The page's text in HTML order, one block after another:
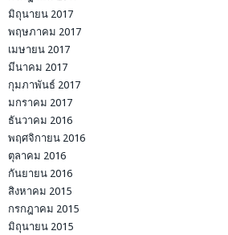
มิถุนายน 2017
พฤษภาคม 2017
เมษายน 2017
มีนาคม 2017
กุมภาพันธ์ 2017
มกราคม 2017
ธันวาคม 2016
พฤศจิกายน 2016
ตุลาคม 2016
กันยายน 2016
สิงหาคม 2015
กรกฎาคม 2015
มิถุนายน 2015